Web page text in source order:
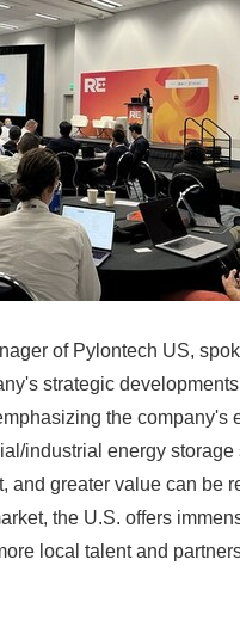
of Pylontech US,
strategic
the
industrial energy
and greater value can be
the U.S. offers
local talent and